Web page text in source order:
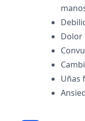
Dolor
Uñas